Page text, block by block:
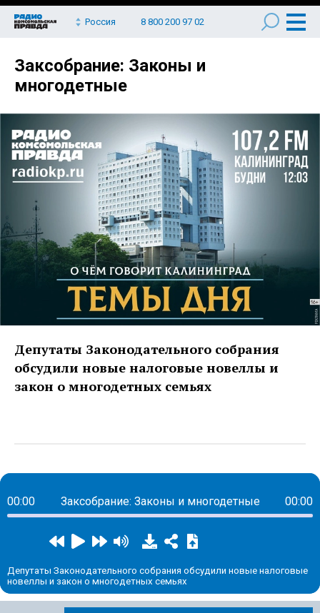
Россия 8 800 200 97 02
Заксобрание: Законы и
многодетные
Депутаты Законодательного собрания
обсудили новые налоговые новеллы и
закон о многодетных семьях
00:00 Заксобрание: Законы и многодетные 00:00
Депутаты Законодательного собрания обсудили новые налоговые
новеллы и закон о многодетных семьях